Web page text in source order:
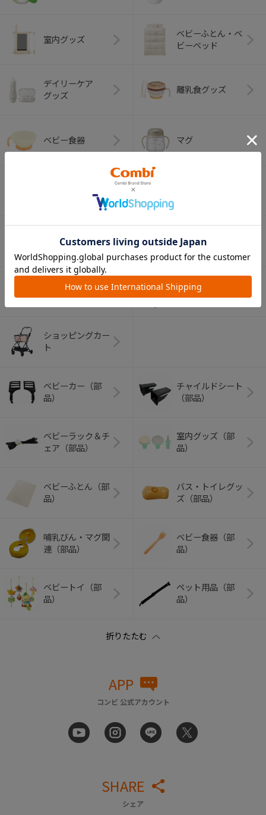
室内グッズ
ベビーふとん・ベ
ビーベッド
デイリーケア
グッズ
離乳食グッズ
ベビー食器 マグ
ン・フォーク
（お口のケア）
ベビートイ
アウトドアグッズ
（ヘルメット）
ペット用品
ショッピングカー
ト
ベビーカー（部
品）
チャイルドシート
（部品）
ベビーラック＆チ
ェア（部品）
室内グッズ（部
品）
ベビーふとん（部
品）
バス・トイレグッ
ズ（部品）
哺乳びん・マグ関
連（部品）
ベビー食器（部
品）
ベビートイ（部
品）
ペット用品（部
品）
APP
コンビ 公式アカウント
SHARE
シェア